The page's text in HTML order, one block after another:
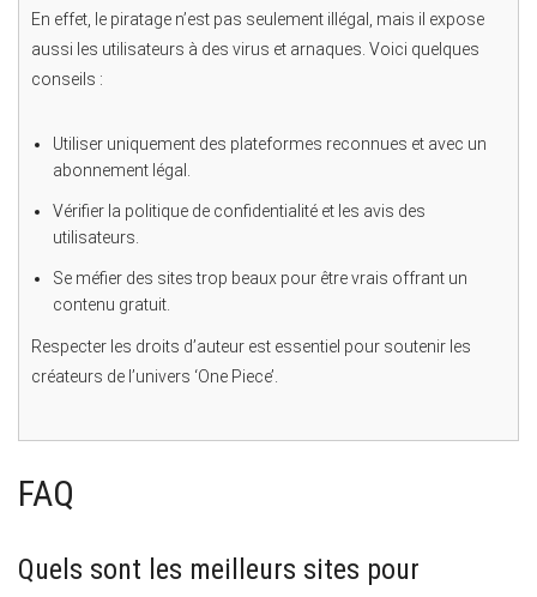
En effet, le piratage n’est pas seulement illégal, mais il expose
aussi les utilisateurs à des virus et arnaques. Voici quelques
conseils :
Utiliser uniquement des plateformes reconnues et avec un
abonnement légal.
Vérifier la politique de confidentialité et les avis des
utilisateurs.
Se méfier des sites trop beaux pour être vrais offrant un
contenu gratuit.
Respecter les droits d’auteur est essentiel pour soutenir les
créateurs de l’univers ‘One Piece’.
FAQ
Quels sont les meilleurs sites pour